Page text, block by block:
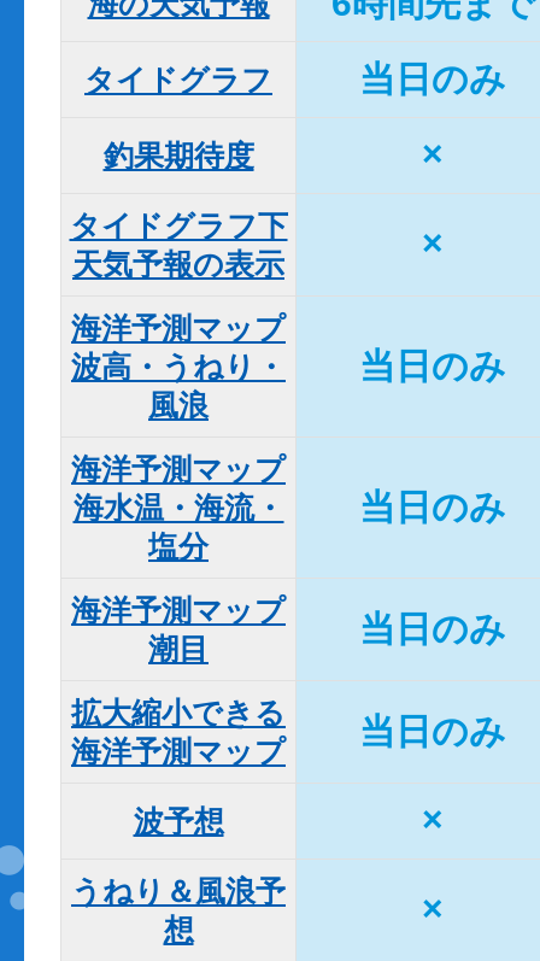
タイドグラフ 当日のみ
釣果期待度 ×
タイドグラフ下
天気予報の表示
×
海洋予測マップ
波高・うねり・
風浪
当日のみ
海洋予測マップ
海水温・海流・
塩分
当日のみ
海洋予測マップ
潮目
当日のみ
拡大縮小できる
海洋予測マップ
当日のみ
波予想 ×
うねり＆風浪予
想
×